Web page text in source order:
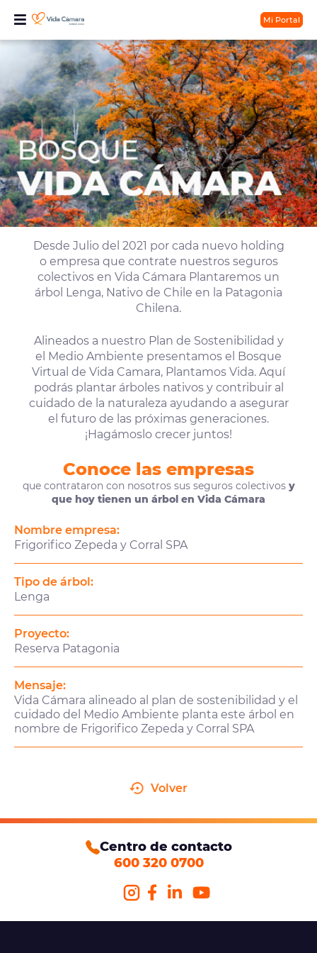
Mi Portal
Desde Julio del 2021 por cada nuevo holding
o empresa que contrate nuestros seguros
colectivos en Vida Cámara Plantaremos un
árbol Lenga, Nativo de Chile en la Patagonia
Chilena.
Alineados a nuestro Plan de Sostenibilidad y
el Medio Ambiente presentamos el Bosque
Virtual de Vida Camara, Plantamos Vida. Aquí
podrás plantar árboles nativos y contribuir al
cuidado de la naturaleza ayudando a asegurar
el futuro de las próximas generaciones.
¡Hagámoslo crecer juntos!
Conoce las empresas
que contrataron con nosotros sus seguros colectivos y
que hoy tienen un árbol en Vida Cámara
Nombre empresa:
Frigorifico Zepeda y Corral SPA
Tipo de árbol:
Lenga
Proyecto:
Reserva Patagonia
Mensaje:
Vida Cámara alineado al plan de sostenibilidad y el
cuidado del Medio Ambiente planta este árbol en
nombre de Frigorifico Zepeda y Corral SPA
Volver
Centro de contacto
600 320 0700